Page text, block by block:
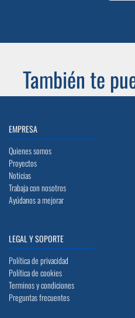
También te
EMPRESA
Quienes somos
Proyectos
Noticias
Trabaja con nosotros
Ayúdanos a mejorar
LEGAL Y SOPORTE
Política de privacidad
Política de cookies
Terminos y condiciones
Preguntas frecuentes